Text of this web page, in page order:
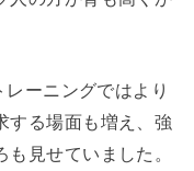
ーニングではより
する場面も増え、強
見せていました。